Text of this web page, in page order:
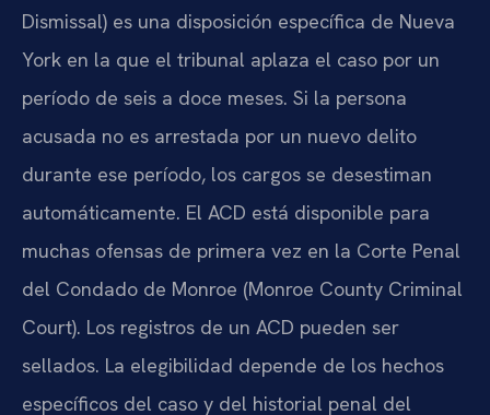
Dismissal) es una disposición específica de Nueva
York en la que el tribunal aplaza el caso por un
período de seis a doce meses. Si la persona
acusada no es arrestada por un nuevo delito
durante ese período, los cargos se desestiman
automáticamente. El ACD está disponible para
muchas ofensas de primera vez en la Corte Penal
del Condado de Monroe (Monroe County Criminal
Court). Los registros de un ACD pueden ser
sellados. La elegibilidad depende de los hechos
específicos del caso y del historial penal del